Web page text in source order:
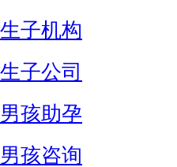
子机构
子公司
孩助孕
孩咨询